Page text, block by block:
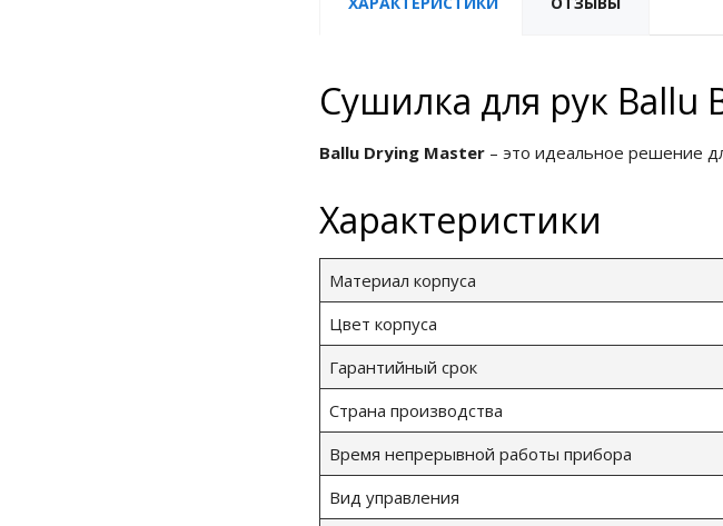
Сушилка для рук Ballu
Ballu Drying Master – это идеальное решение
Характеристики
Материал корпуса
Цвет корпуса
Гарантийный срок
Страна производства
Время непрерывной работы прибора
Вид управления